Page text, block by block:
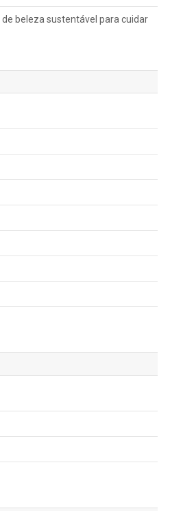
beleza sustentável para cuidar